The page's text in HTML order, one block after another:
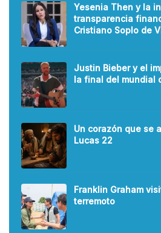
Yesenia Then y la
transparencia
Cristiano Soplo de
Justin Bieber y el
la final del mundial
Un corazón que se
Lucas 22
Franklin Graham
terremoto